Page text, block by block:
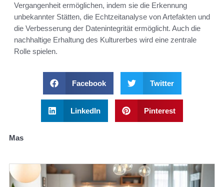
Vergangenheit ermöglichen, indem sie die Erkennung
unbekannter Stätten, die Echtzeitanalyse von Artefakten und
die Verbesserung der Datenintegrität ermöglicht. Auch die
nachhaltige Erhaltung des Kulturerbes wird eine zentrale
Rolle spielen.
Facebook Twitter
LinkedIn Pinterest
Mas